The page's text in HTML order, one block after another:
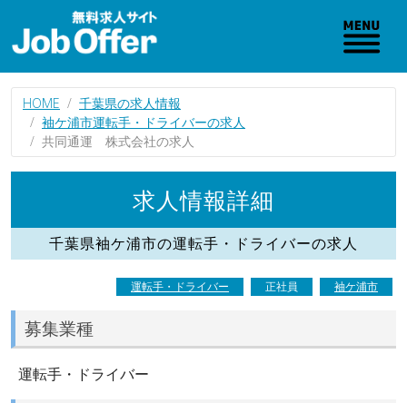
HOME
千葉県の求人情報
袖ケ浦市運転手・ドライバーの求人
共同通運 株式会社の求人
求人情報詳細
千葉県袖ケ浦市の運転手・ドライバーの求人
運転手・ドライバー 正社員 袖ケ浦市
募集業種
運転手・ドライバー